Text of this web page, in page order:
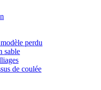
perdu
sable
de coulée